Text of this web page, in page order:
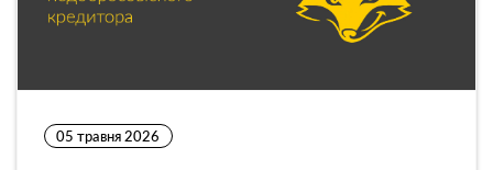
05 травня 2026